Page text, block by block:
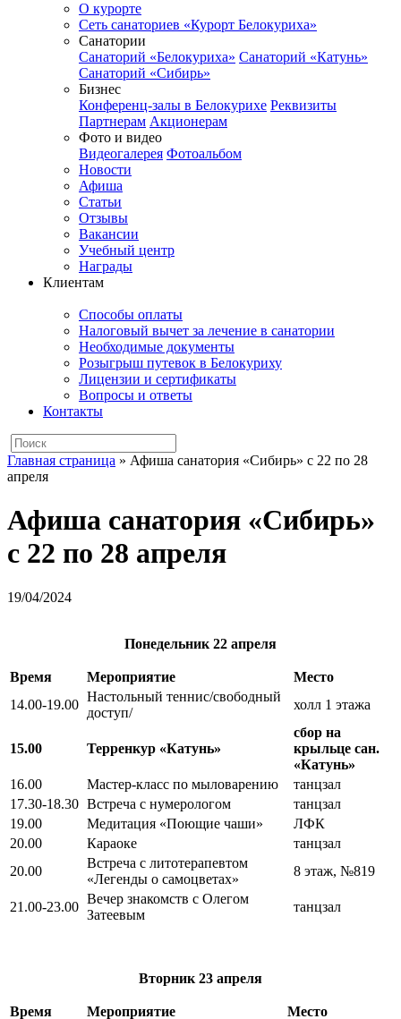
О курорте
Сеть санаториев «Курорт Белокуриха»
Санатории
Санаторий «Белокуриха» Санаторий «Катунь»
Санаторий «Сибирь»
Бизнес
Конференц-залы в Белокурихе Реквизиты
Партнерам Акционерам
Фото и видео
Видеогалерея Фотоальбом
Новости
Афиша
Статьи
Отзывы
Вакансии
Учебный центр
Награды
Клиентам
Способы оплаты
Налоговый вычет за лечение в санатории
Необходимые документы
Розыгрыш путевок в Белокуриху
Лицензии и сертификаты
Вопросы и ответы
Контакты
Главная страница » Афиша санатория «Сибирь» с 22 по 28
апреля
Афиша санатория «Сибирь»
с 22 по 28 апреля
19/04/2024
Понедельник 22 апреля
Время Мероприятие
Место
14.00-19.00
Настольный теннис/свободный
доступ/
холл 1 этажа
15.00 Терренкур «Катунь»
сбор на
крыльце сан.
«Катунь»
16.00
Мастер-класс по мыловарению
танцзал
17.30-18.30 Встреча с нумерологом
танцзал
19.00
Медитация «Поющие чаши»
ЛФК
20.00
Караоке
танцзал
20.00
Встреча с литотерапевтом
«Легенды о самоцветах»
8 этаж, №819
21.00-23.00
Вечер знакомств с Олегом
Затеевым
танцзал
Вторник 23 апреля
Время Мероприятие Место